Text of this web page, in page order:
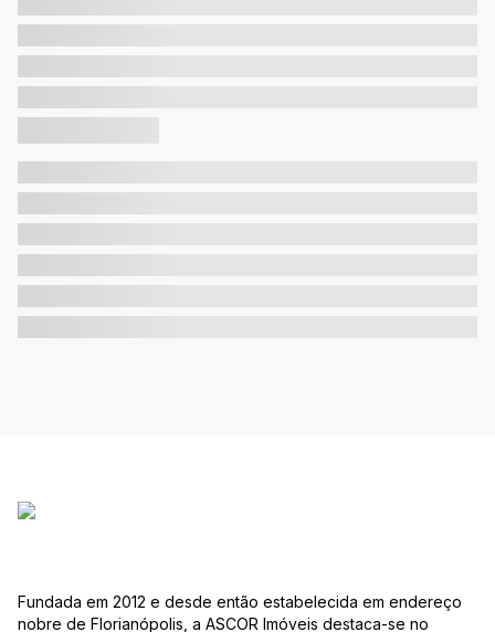
Fundada em 2012 e desde então estabelecida em endereço
nobre de Florianópolis, a ASCOR Imóveis destaca-se no